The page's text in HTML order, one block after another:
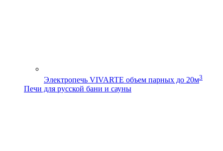
Электропечь VIVARTE объем парных до 20м3
Печи для русской бани и сауны